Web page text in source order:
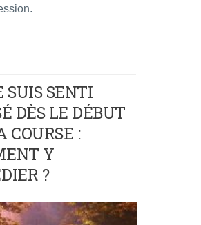
SUIS SENTI
DÈS LE DÉBUT
COURSE :
Y
?